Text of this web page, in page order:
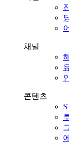
채널
콘텐츠